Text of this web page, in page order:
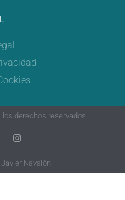
derechos reservados
Javier Navalón